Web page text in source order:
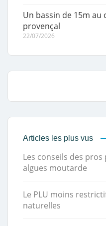
Un bassin de 15m au
provençal
22/07/2026
Articles les plus vus
Les conseils des
algues moutarde
Le PLU moins
naturelles